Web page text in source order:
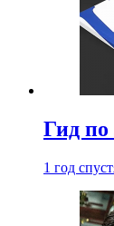
Гид
1 год